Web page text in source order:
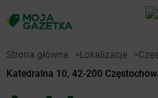
Strona główna >Lokalizacje >
Katedralna 10, 42-200